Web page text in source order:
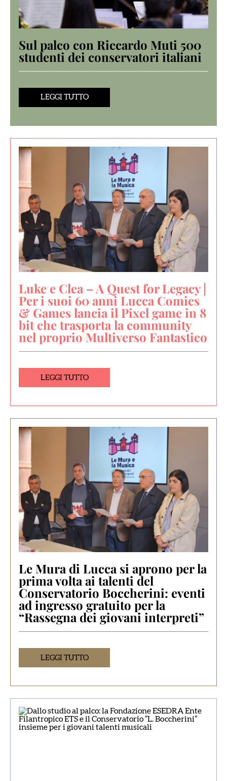
Sul palco con Riccardo Muti 500
studenti dei conservatori italiani
LEGGI TUTTO
Luke e Clea – A Quest for Legacy |
Per i suoi 60 anni Lucca Comics
& Games lancia il Pixel game in 8
bit che trasporta la community
nel proprio Multiverso Fantastico
LEGGI TUTTO
Le Mura di Lucca si aprono per la
prima volta ai talenti del
Conservatorio Boccherini: eventi
ad ingresso gratuito per la
“Rassegna dei giovani interpreti”
LEGGI TUTTO